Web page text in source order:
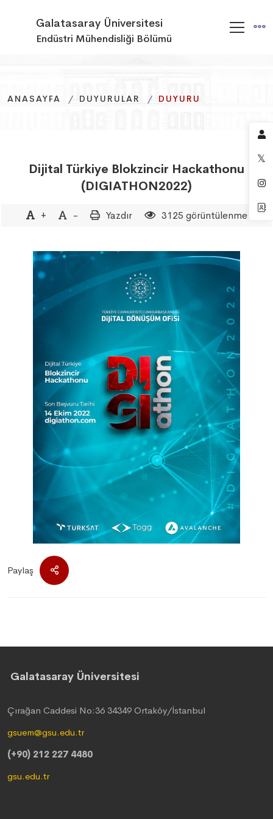
Galatasaray Üniversitesi
Endüstri Mühendisliği Bölümü
ANASAYFA DUYURULAR DUYURU
ANASAYFA DUYURULAR DUYURU
ANASAYFA DUYURULAR DUYURU
Dijital Türkiye Blokzincir Hackathonu
(DIGIATHON2022)
+ - Yazdır 3125 görüntülenme
Paylaş
Galatasaray Üniversitesi
Çırağan Caddesi No:36 34349 Ortaköy/İstanbul
gsuem@gsu.edu.tr
(+90) 212 227 4480
gsu.edu.tr